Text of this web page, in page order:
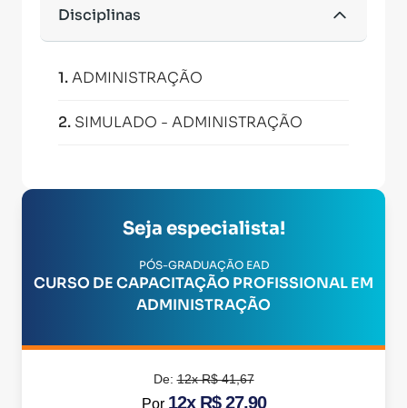
Disciplinas
1.ADMINISTRAÇÃO
2. SIMULADO - ADMINISTRAÇÃO
Seja especialista!
PÓS-GRADUAÇÃO EAD
CURSO DE CAPACITAÇÃO PROFISSIONAL EM
ADMINISTRAÇÃO
De:12x R$ 41,67
Por 12x R$ 27,90